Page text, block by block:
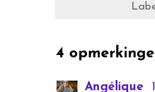
4
Angélique